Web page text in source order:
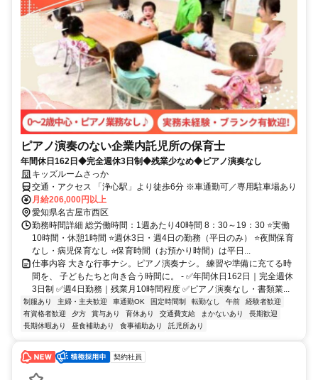
ピアノ演奏のない企業内託児所の保育士
年間休日162日◆完全週休3日制◆残業少なめ◆ピアノ演奏なし
キッズルームさっか
交通・アクセス 「浄心駅」より徒歩6分 ※車通勤可／専用駐車場あり
月給206,000円以上
愛知県名古屋市西区
勤務時間詳細 総労働時間：1週あたり40時間 8：30～19：30 ⭐実働
10時間・休憩1時間 ⭐週休3日・週4日の勤務（平日のみ） ⭐夜間保育
なし・病児保育なし ⭐保育時間（お預かり時間）は平日...
仕事内容 大きな行事ナシ。ピアノ演奏ナシ。 練習や準備に充てる時
間を、 子どもたちと向き合う時間に。 - ✅年間休日162日｜完全週休
3日制 ✅週4日勤務｜残業月10時間程度 ✅ピアノ演奏なし・書類業...
制服あり 主婦・主夫歓迎 車通勤OK 固定時間制 転勤なし 午前
経験者歓迎
有資格者歓迎
夕方 賞与あり 育休あり 交通費支給 まかないあり
長期歓迎
長期休暇あり
昼食補助あり 食事補助あり 託児所あり
契約社員